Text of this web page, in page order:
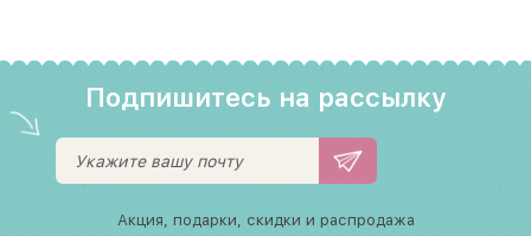
Подпишитесь на рассылку
Акция, подарки, скидки и распродажа